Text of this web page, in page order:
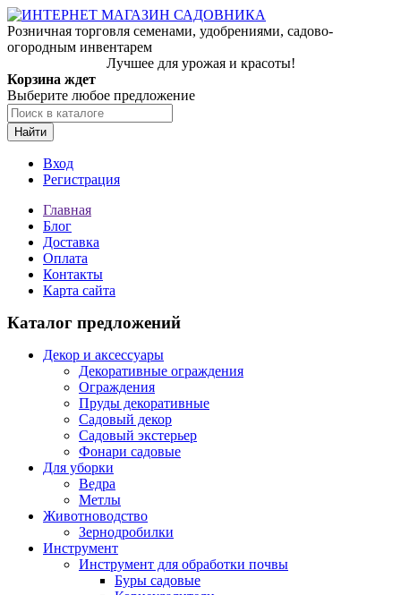
Розничная торговля семенами, удобрениями, садово-
огородным инвентарем
Лучшее для урожая и красоты!
Корзина ждет
Выберите любое предложение
Найти
Вход
Регистрация
Главная
Блог
Доставка
Оплата
Контакты
Карта сайта
Каталог предложений
Декор и аксессуары
Декоративные ограждения
Ограждения
Пруды декоративные
Садовый декор
Садовый экстерьер
Фонари садовые
Для уборки
Ведра
Метлы
Животноводство
Зернодробилки
Инструмент
Инструмент для обработки почвы
Буры садовые